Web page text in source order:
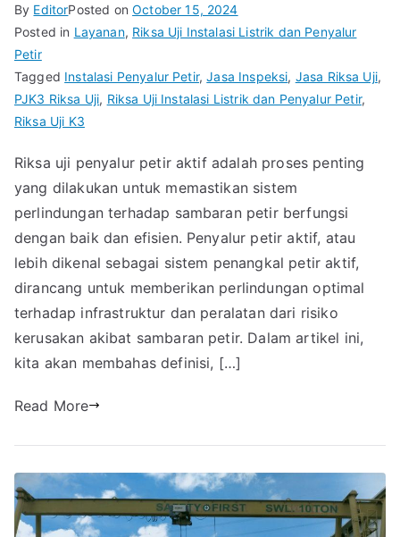
By EditorPosted onOctober 15, 2024
Posted in Layanan, Riksa Uji Instalasi Listrik dan Penyalur
Petir
Tagged Instalasi Penyalur Petir,Jasa Inspeksi, Jasa Riksa Uji,
PJK3 Riksa Uji, Riksa Uji Instalasi Listrik dan Penyalur Petir,
Riksa Uji K3
Riksa uji penyalur petir aktif adalah proses penting
yang dilakukan untuk memastikan sistem
perlindungan terhadap sambaran petir berfungsi
dengan baik dan efisien. Penyalur petir aktif, atau
lebih dikenal sebagai sistem penangkal petir aktif,
dirancang untuk memberikan perlindungan optimal
terhadap infrastruktur dan peralatan dari risiko
kerusakan akibat sambaran petir. Dalam artikel ini,
kita akan membahas definisi, […]
Read More